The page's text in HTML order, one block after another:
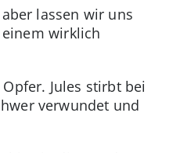
lassen wir uns
wirklich
Jules stirbt bei
verwundet und